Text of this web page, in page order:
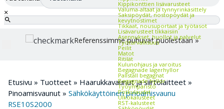
Kippikonttien lisävarusteet
Valuma-altaat ja tynnyrinkäsittely
Saksipöydät, nostopöydät ja
kevytnostimet
Tikkaat, nousuportaat ja työtasot
Lisävarusteet tikkaisiin
Asennukset, huollot ja palvelut
Työturvallisuus
Peilit
Matot
Ritilät
Kulunohjaus ja varoitus
Begagnade lagerhyllor
Pallställ begagnat
Begagnade hyllor
Työympäristö
Potkulaudat
Ulkokalusteet
RST-kalusteet
×
Referenssimme puhuvat puolestaan »
Etusivu » Tuotteet » Haarukkavaunut ja siirtolaitteet »
Pinoamisvaunut » Sähkökäyttöinen pinoamisvaunu
RSE10S2000